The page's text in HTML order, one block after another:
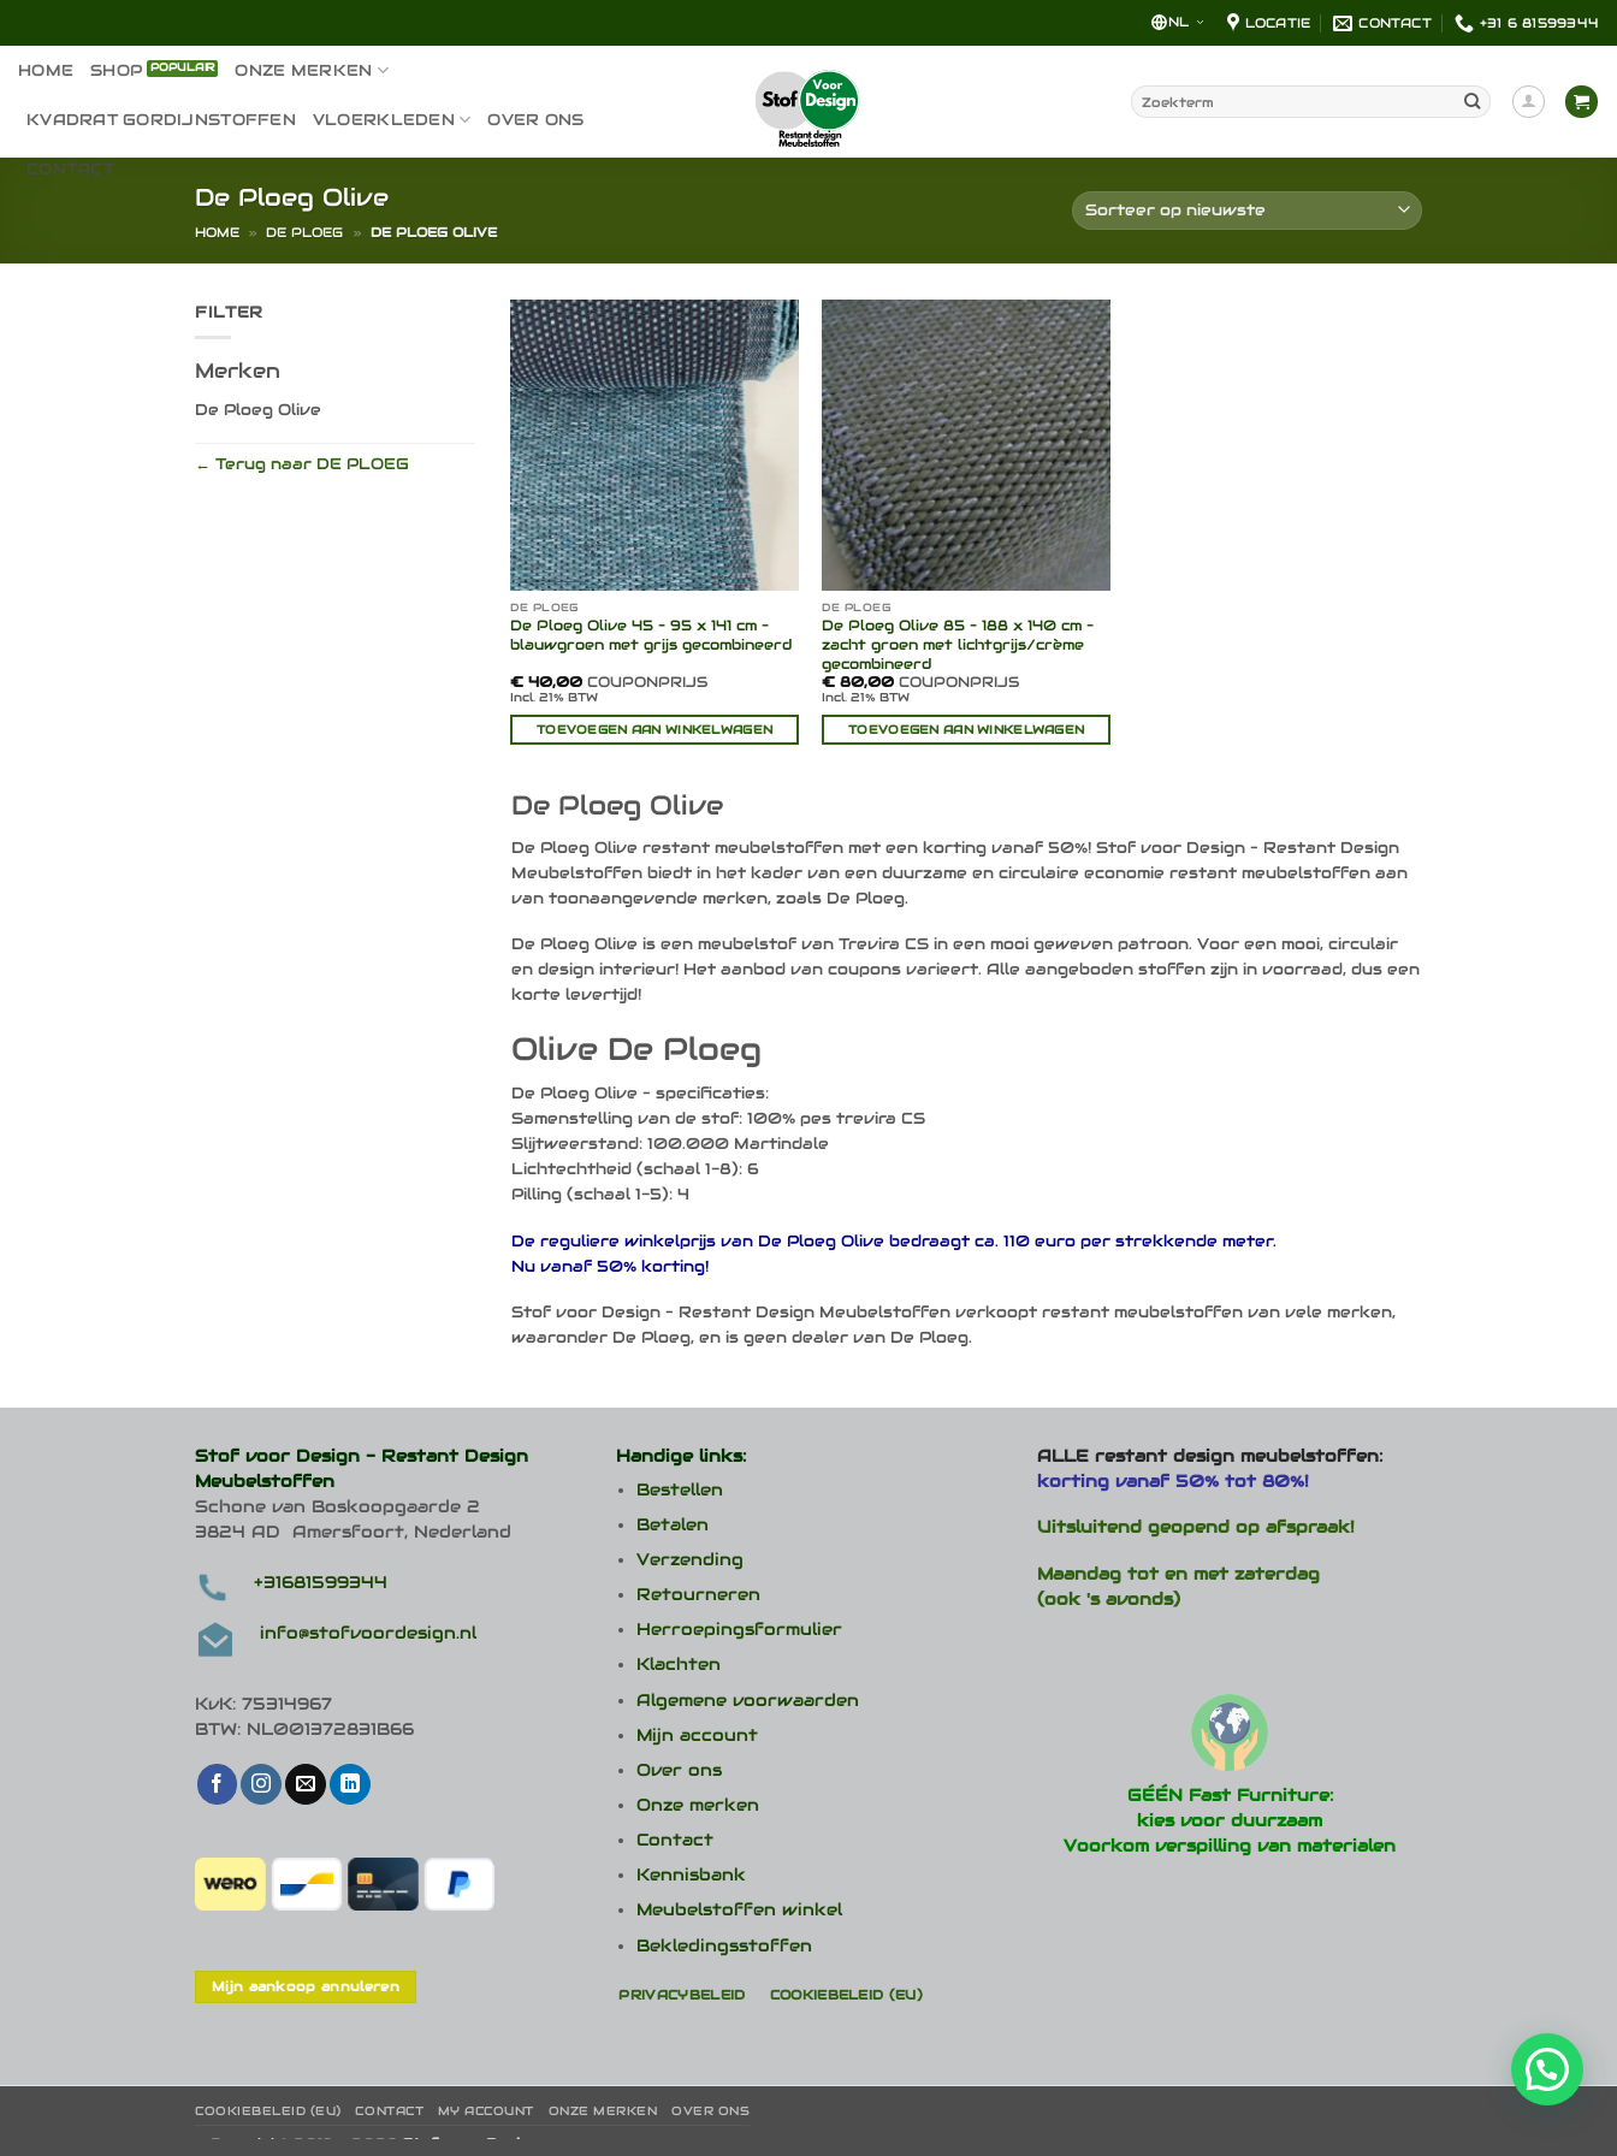
inhoud
NL LOCATIE CONTACT +31 6 81599344
HOME SHOP ONZE MERKEN
KVADRAT GORDIJNSTOFFEN VLOERKLEDEN OVER ONS
CONTACT
Zoeken
naar:
De Ploeg Olive
HOME » DE PLOEG » DE PLOEG OLIVE
FILTER
Merken
De Ploeg Olive
← Terug naar DE PLOEG
Toevoegen
aan
verlanglijst
DE PLOEG
De Ploeg Olive 45 – 95 x 141 cm –
blauwgroen met grijs gecombineerd
€ 40,00 COUPONPRIJS
Incl. 21% BTW
TOEVOEGEN AAN WINKELWAGEN
Toevoegen
aan
verlanglijst
DE PLOEG
De Ploeg Olive 85 – 188 x 140 cm –
zacht groen met lichtgrijs/crème
gecombineerd
€ 80,00 COUPONPRIJS
Incl. 21% BTW
TOEVOEGEN AAN WINKELWAGEN
De Ploeg Olive
De Ploeg Olive restant meubelstoffen met een korting vanaf 50%! Stof voor Design – Restant Design
Meubelstoffen biedt in het kader van een duurzame en circulaire economie restant meubelstoffen aan
van toonaangevende merken, zoals De Ploeg.
De Ploeg Olive is een meubelstof van Trevira CS in een mooi geweven patroon. Voor een mooi, circulair
en design interieur! Het aanbod van coupons varieert. Alle aangeboden stoffen zijn in voorraad, dus een
korte levertijd!
Olive De Ploeg
De Ploeg Olive – specificaties:
Samenstelling van de stof: 100% pes trevira CS
Slijtweerstand: 100.000 Martindale
Lichtechtheid (schaal 1-8): 6
Pilling (schaal 1-5): 4
De reguliere winkelprijs van De Ploeg Olive bedraagt ca. 110 euro per strekkende meter.
Nu vanaf 50% korting!
Stof voor Design – Restant Design Meubelstoffen verkoopt restant meubelstoffen van vele merken,
waaronder De Ploeg, en is geen dealer van De Ploeg.
Stof voor Design - Restant Design
Meubelstoffen
Schone van Boskoopgaarde 2
3824 AD Amersfoort, Nederland
+31681599344
info@stofvoordesign.nl
KvK: 75314967
BTW: NL001372831B66
Mijn aankoop annuleren
Handige links:
Bestellen
Betalen
Verzending
Retourneren
Herroepingsformulier
Klachten
Algemene voorwaarden
Mijn account
Over ons
Onze merken
Contact
Kennisbank
Meubelstoffen winkel
Bekledingsstoffen
PRIVACYBELEID COOKIEBELEID (EU)
ALLE restant design meubelstoffen:
korting vanaf 50% tot 80%!
Uitsluitend geopend op afspraak!
Maandag tot en met zaterdag
(ook 's avonds)
GÉÉN Fast Furniture:
kies voor duurzaam
Voorkom verspilling van materialen
COOKIEBELEID (EU) CONTACT MY ACCOUNT ONZE MERKEN OVER ONS
© Copyright 2019 - 2026 Stof voor Design